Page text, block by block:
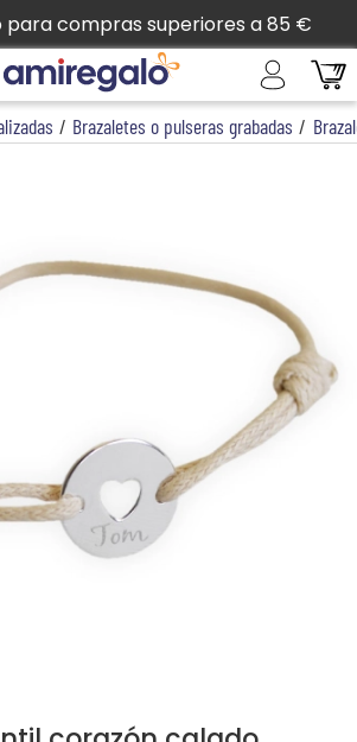
para compras superiores a 85 €
/ Brazaletes o pulseras grabadas /